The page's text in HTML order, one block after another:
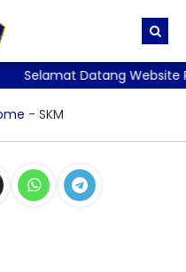
Selamat Datang Website
- SKM